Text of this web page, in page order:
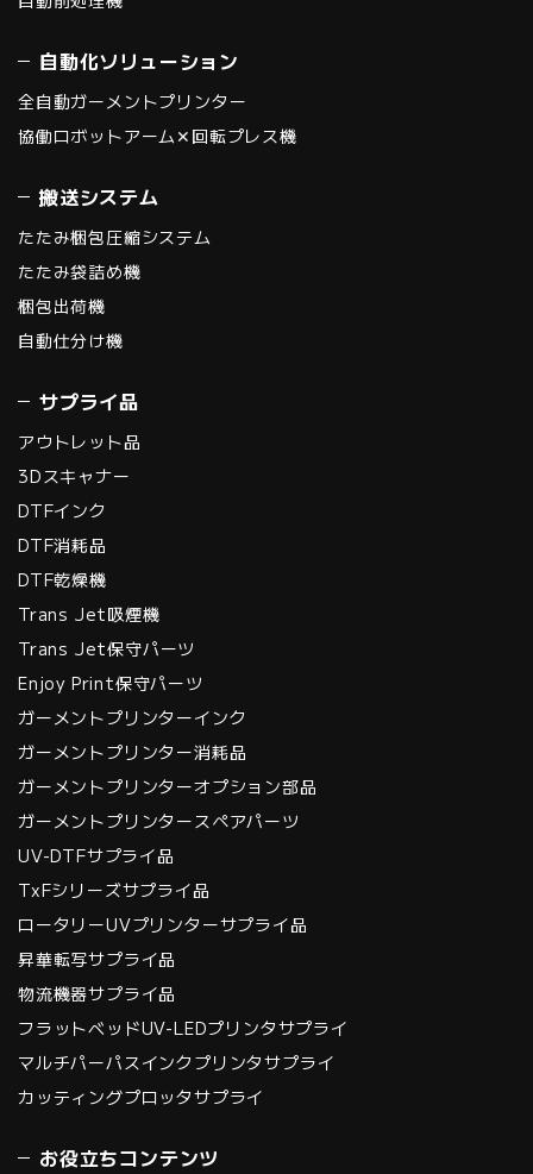
自動化ソリューション
全自動ガーメントプリンター
協働ロボットアーム✕回転プレス機
搬送システム
たたみ梱包圧縮システム
たたみ袋詰め機
梱包出荷機
自動仕分け機
サプライ品
アウトレット品
3Dスキャナー
DTFインク
DTF消耗品
DTF乾燥機
Trans Jet吸煙機
Trans Jet保守パーツ
Enjoy Print保守パーツ
ガーメントプリンターインク
ガーメントプリンター消耗品
ガーメントプリンターオプション部品
ガーメントプリンタースペアパーツ
UV-DTFサプライ品
TxFシリーズサプライ品
ロータリーUVプリンターサプライ品
昇華転写サプライ品
物流機器サプライ品
フラットベッドUV-LEDプリンタサプライ
マルチパーパスインクプリンタサプライ
カッティングプロッタサプライ
お役立ちコンテンツ